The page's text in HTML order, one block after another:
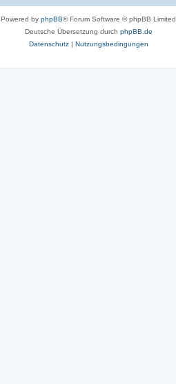
Powered by phpBB® Forum Software © phpBB Limited
Deutsche Übersetzung durch phpBB.de
Datenschutz| Nutzungsbedingungen